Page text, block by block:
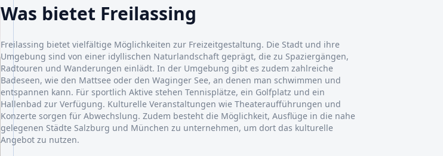
Was bietet Freilassing
Freilassing bietet vielfältige Möglichkeiten zur Freizeitgestaltung. Die Stadt und ihre
Umgebung sind von einer idyllischen Naturlandschaft geprägt, die zu Spaziergängen,
Radtouren und Wanderungen einlädt. In der Umgebung gibt es zudem zahlreiche
Badeseen, wie den Mattsee oder den Waginger See, an denen man schwimmen und
entspannen kann. Für sportlich Aktive stehen Tennisplätze, ein Golfplatz und ein
Hallenbad zur Verfügung. Kulturelle Veranstaltungen wie Theateraufführungen und
Konzerte sorgen für Abwechslung. Zudem besteht die Möglichkeit, Ausflüge in die nahe
gelegenen Städte Salzburg und München zu unternehmen, um dort das kulturelle
Angebot zu nutzen.